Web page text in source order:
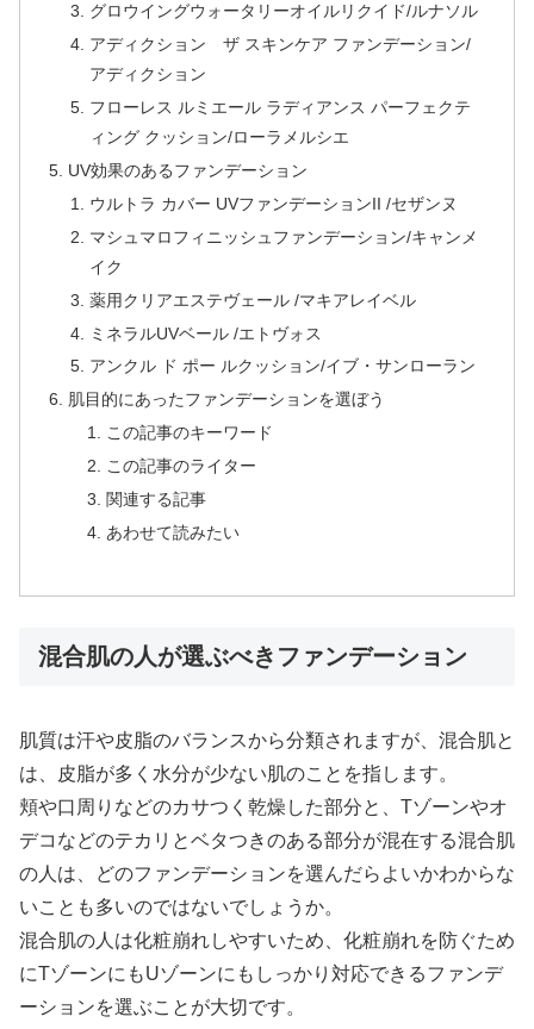
グロウイングウォータリーオイルリクイド/ルナソル
アディクション ザ スキンケア ファンデーション/
アディクション
フローレス ルミエール ラディアンス パーフェクテ
ィング クッション/ローラメルシエ
UV効果のあるファンデーション
ウルトラ カバー UVファンデーションII /セザンヌ
マシュマロフィニッシュファンデーション/キャンメ
イク
薬用クリアエステヴェール /マキアレイベル
ミネラルUVベール /エトヴォス
アンクル ド ポー ルクッション/イブ・サンローラン
肌目的にあったファンデーションを選ぼう
この記事のキーワード
この記事のライター
関連する記事
あわせて読みたい
混合肌の人が選ぶべきファンデーション
肌質は汗や皮脂のバランスから分類されますが、混合肌と
は、皮脂が多く水分が少ない肌のことを指します。
頬や口周りなどのカサつく乾燥した部分と、Tゾーンやオ
デコなどのテカリとベタつきのある部分が混在する混合肌
の人は、どのファンデーションを選んだらよいかわからな
いことも多いのではないでしょうか。
混合肌の人は化粧崩れしやすいため、化粧崩れを防ぐため
にTゾーンにもUゾーンにもしっかり対応できるファンデ
ーションを選ぶことが大切です。